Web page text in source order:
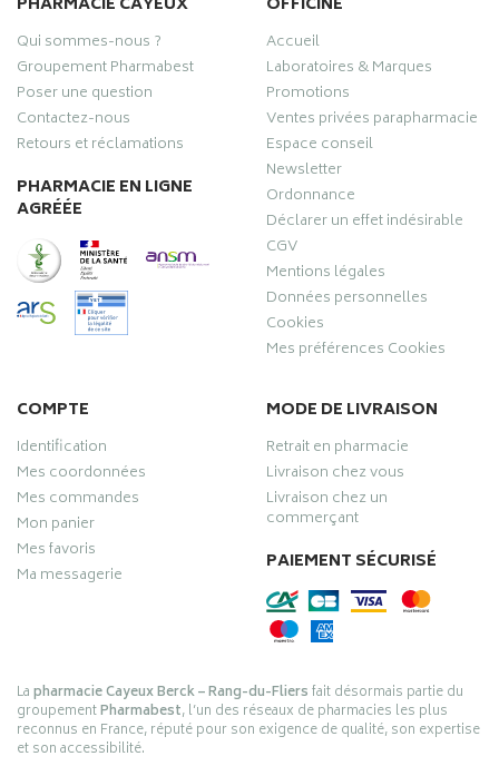
Qui sommes-nous ?
Groupement Pharmabest
Poser une question
Contactez-nous
Retours et réclamations
PHARMACIE EN LIGNE
AGRÉÉE
Accueil
Laboratoires & Marques
Promotions
Ventes privées parapharmacie
Espace conseil
Newsletter
Ordonnance
Déclarer un effet indésirable
CGV
Mentions légales
Données personnelles
Cookies
Mes préférences Cookies
COMPTE
Identification
Mes coordonnées
Mes commandes
Mon panier
Mes favoris
Ma messagerie
MODE DE LIVRAISON
Retrait en pharmacie
Livraison chez vous
Livraison chez un
commerçant
PAIEMENT SÉCURISÉ
Lapharmacie Cayeux Berck – Rang-du-Fliersfait désormais partie du
groupementPharmabest, l’un des réseaux de pharmacies les plus
reconnus en France, réputé pour son exigence de qualité, son expertise
et son accessibilité.